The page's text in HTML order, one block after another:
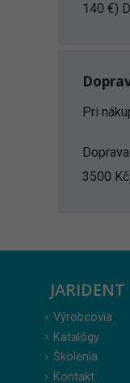
140 €)
Pri
3500
JARIDENT
Výrobcovia
Katalógy
Školenia
Kontakt